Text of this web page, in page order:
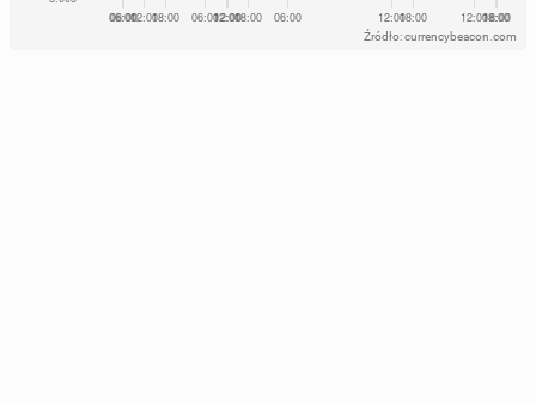
Źródło: currencybeacon.com